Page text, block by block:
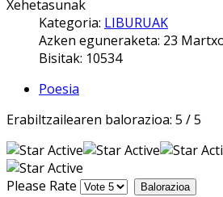
Xehetasunak
Kategoria: LIBURUAK
Azken eguneraketa: 23
Bisitak: 10534
Poesia
Erabiltzailearen balorazioa: 5 /5
Please Rate